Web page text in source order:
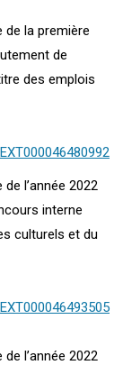
la première
de
des emplois
l’année 2022
interne
culturels et du
l’année 2022